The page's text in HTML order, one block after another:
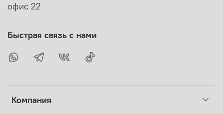
Компания
офис 22
Быстрая связь с нами